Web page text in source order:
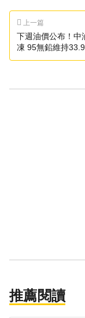
上一篇
下週油價公布！中
凍 95無鉛維持
推薦閱讀